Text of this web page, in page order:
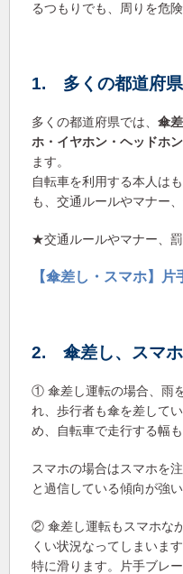
るつもりでも、周りを危
1. 多くの都道府県
多くの都道府県では、 傘
ホ・イヤホン・ヘッドホ
ます。
自転車を利用する本人は
も、交通ルールやマナー
★交通ルールやマナー、
【傘差し・スマホ】
2. 傘差し、スマホ
① 傘差し運転の場合、雨
れ、歩行者も傘を差して
め、自転車で走行する幅
スマホの場合はスマホを
と過信している傾向が強
② 傘差し運転もスマホな
くい状況なってしまいま
特に滑ります。片手ブレ